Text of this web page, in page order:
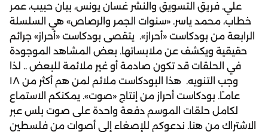
علي. فريق التسويق والنشر غسان يونس، بيان حبيب، عمر
خطاب، محمد ياسر. «سنوات الجمر والرصاص» هي السلسلة
الرابعة من بودكاست «أحراز». يتقصى بودكاست «أحراز» جرائم
حقيقية ويكشف عن ملابساتها. بعض المشاهد الموجودة
في الحلقات قد تكون صادمة أو غير ملائمة للبعض .. لذا
وجب التنويه. هذا البودكاست ملائم لمن هم أكثر من ١٨
عامـًا. بودكاست أحراز من إنتاج «صوت». يمكنكم الاستماع
لكامل حلقات الموسم دفعة واحدة على صوت بلس عبر
الاشتراك من هنا. ندعوكم للإصغاء إلى أصوات من فلسطين